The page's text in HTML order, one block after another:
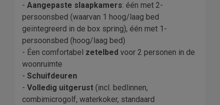
- Aangepaste slaapkamers: één met 2-
persoonsbed (waarvan 1 hoog/laag bed
geïntegreerd in de box spring), één met 1-
persoonsbed (hoog/laag bed)
- Éen comfortabel zetelbed voor 2 personen in de
woonruimte
- Schuifdeuren
- Volledig uitgerust (incl. bedlinnen,
combimicrogolf, waterkoker, standaard